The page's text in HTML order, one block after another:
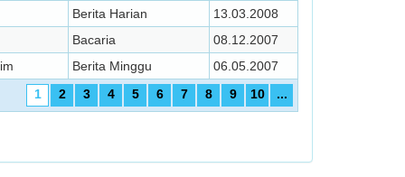
Berita Harian
13.03.2008
Bacaria
08.12.2007
Berita Minggu
06.05.2007
1
2 3 4 5 6 7 8 9 10 ...